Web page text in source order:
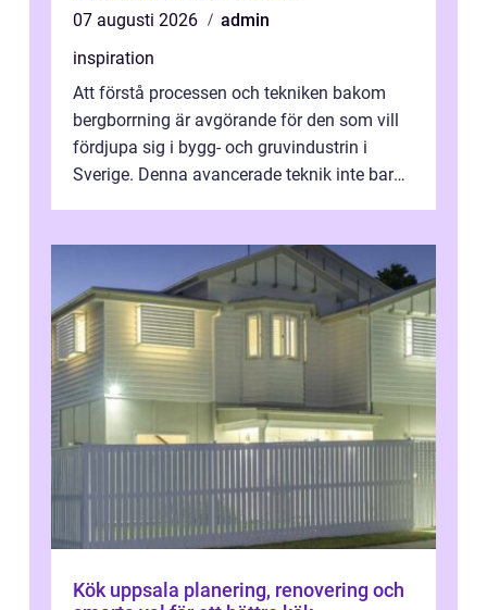
07 augusti 2026
admin
inspiration
Att förstå processen och tekniken bakom
bergborrning är avgörande för den som vill
fördjupa sig i bygg- och gruvindustrin i
Sverige. Denna avancerade teknik inte bara
Kök uppsala planering, renovering och